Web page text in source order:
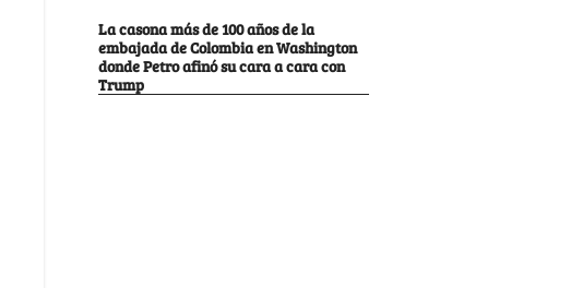
La casona más de 100 años de la
embajada de Colombia en Washington
donde Petro afinó su cara a cara con
Trump